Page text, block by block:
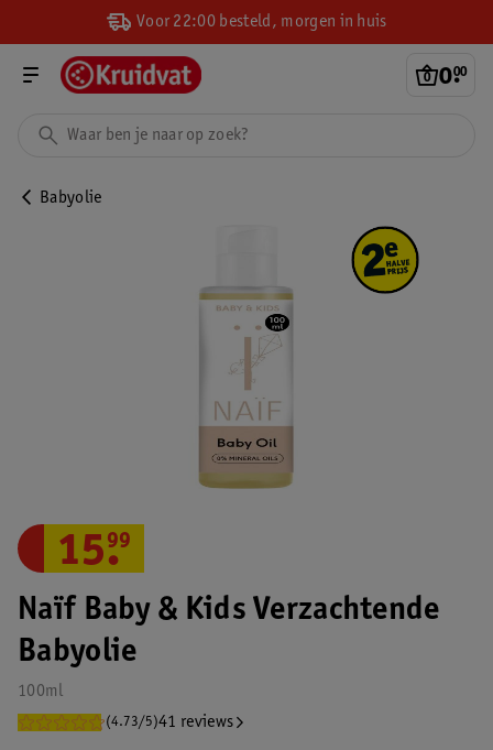
Voor 22:00 besteld, morgen in huis
0.
00
Babyolie
Naïf Baby & Kids Verzachtende
Babyolie
100ml
(4.73/5)41 reviews
15.
99